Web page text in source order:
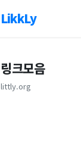
LikkLy
링크모음
littly.org